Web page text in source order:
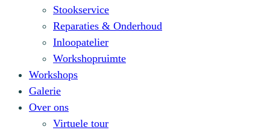
Stookservice
Reparaties & Onderhoud
Inloopatelier
Workshopruimte
Workshops
Galerie
Over ons
Virtuele tour